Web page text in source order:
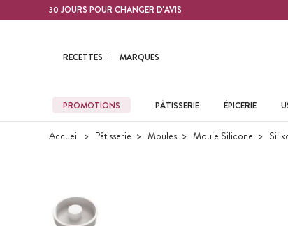
Contenu principal30 JOURS POUR CHANGER D'AVIS
RECETTES MARQUES
PROMOTIONS PÂTISSERIE ÉPICERIE
Accueil Pâtisserie Moules Moule Silicone